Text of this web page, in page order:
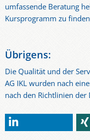
umfassende Beratung
Kursprogramm zu
Übrigens:
Die Qualität und der
AG IKL wurden nach
nach den Richtlinien